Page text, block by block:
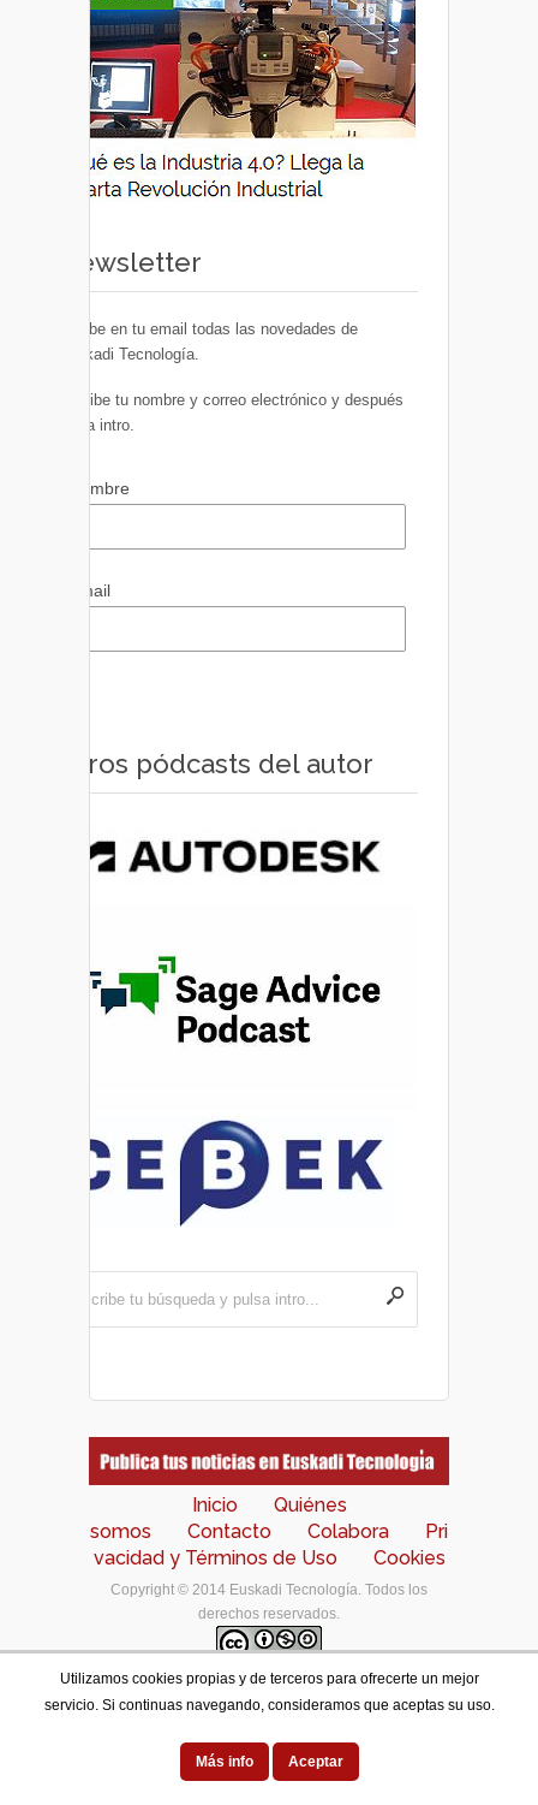
Newsletter
Recibe en tu email todas las novedades de
Euskadi Tecnología.
Escribe tu nombre y correo electrónico y después
pulsa intro.
Nombre
Email
Otros pódcasts del autor
Inicio
Quiénes
somos
Contacto Colabora
Pri
vacidad y Términos de Uso
Cookies
Copyright © 2014 Euskadi Tecnología. Todos los
derechos reservados.
Los contenidos de este portal están bajo unalicencia
de Creative Commons Reconocimiento-NoComercial-
Designed by
Utilizamos cookies propias y de terceros para ofrecerte un mejor
servicio. Si continuas navegando, consideramos que aceptas su uso.
Más info Aceptar